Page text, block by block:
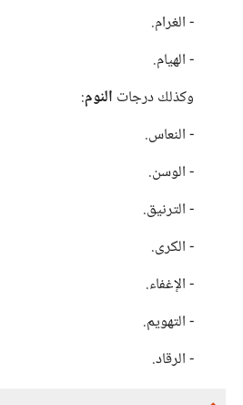
- الغرام.
- الهيام.
وكذلك درجات النوم:
- النعاس.
- الوسن.
- الترنيق.
- الكرى.
- الإغفاء.
- التهويم.
- الرقاد.